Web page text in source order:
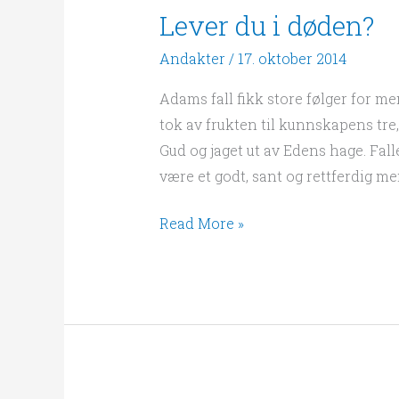
Lever du i døden?
Andakter/ 17. oktober 2014
Adams fall fikk store følger for
tok av frukten til kunnskapens
Gud og jaget ut av Edens hage.
være et godt, sant og rettferdig
Read More »